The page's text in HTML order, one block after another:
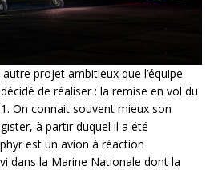
projet ambitieux que l’équipe
de réaliser : la remise en vol du
On connait souvent mieux son
à partir duquel il a été
est un avion à réaction
dans la Marine Nationale dont la